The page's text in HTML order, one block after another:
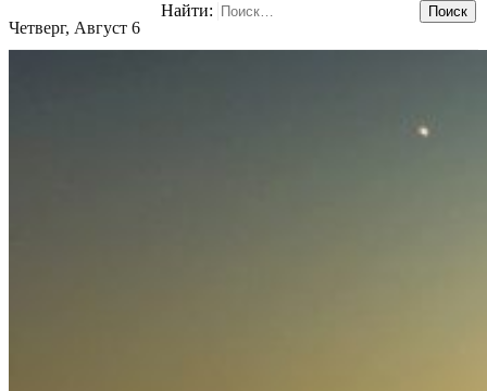
Четверг, Август 6
Найти: